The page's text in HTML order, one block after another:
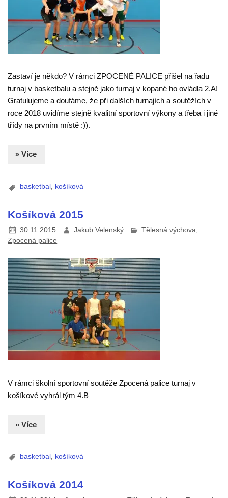
Zastaví je někdo? V rámci ZPOCENÉ PALICE přišel na řadu
turnaj v basketbalu a stejně jako turnaj v kopané ho ovládla 2.A!
Gratulujeme a doufáme, že při dalších turnajích a soutěžích v
roce 2018 uvidíme stejně kvalitní sportovní výkony a třeba i jiné
třídy na prvním místě :)).
» Více
basketbal , košíková
Košíková 2015
30.11.2015 Jakub Velenský Tělesná výchova,
Zpocená palice
V rámci školní sportovní soutěže Zpocená palice turnaj v
košíkové vyhrál tým 4.B
» Více
basketbal , košíková
Košíková 2014